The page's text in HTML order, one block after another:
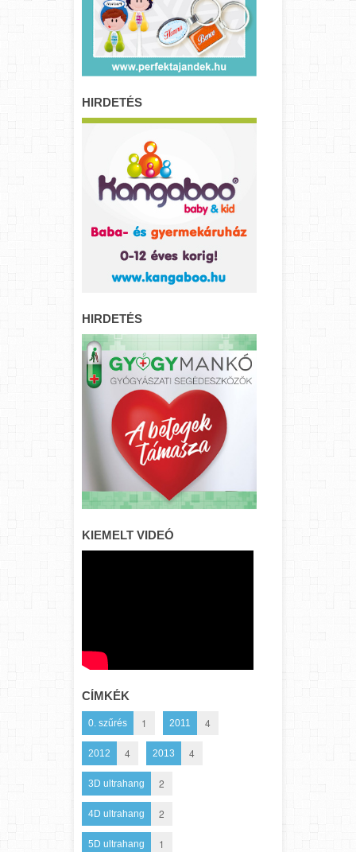
HIRDETÉS
HIRDETÉS
KIEMELT VIDEÓ
CÍMKÉK
0. szűrés 1 2011 4
2012 4 2013 4
3D ultrahang 2
4D ultrahang 2
5D ultrahang 1